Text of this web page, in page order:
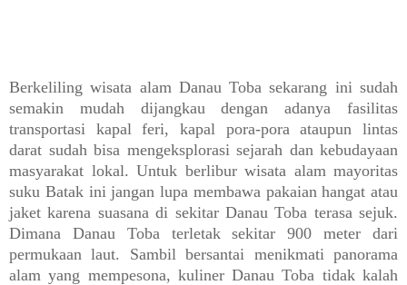
Berkeliling wisata alam Danau Toba sekarang ini sudah
semakin mudah dijangkau dengan adanya fasilitas
transportasi kapal feri, kapal pora-pora ataupun lintas
darat sudah bisa mengeksplorasi sejarah dan kebudayaan
masyarakat lokal. Untuk berlibur wisata alam mayoritas
suku Batak ini jangan lupa membawa pakaian hangat atau
jaket karena suasana di sekitar Danau Toba terasa sejuk.
Dimana Danau Toba terletak sekitar 900 meter dari
permukaan laut. Sambil bersantai menikmati panorama
alam yang mempesona, kuliner Danau Toba tidak kalah